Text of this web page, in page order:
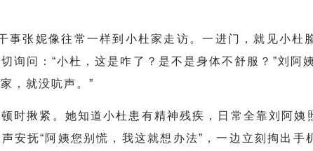
事张妮像往常一样到小杜家走访。一进门，就见小杜
询问：“小杜，这是咋了？是不是身体不舒服？”刘阿
，就没吭声。”
时揪紧。她知道小杜患有精神残疾，日常全靠刘阿
安抚“阿姨您别慌，我这就想办法”，一边立刻掏出